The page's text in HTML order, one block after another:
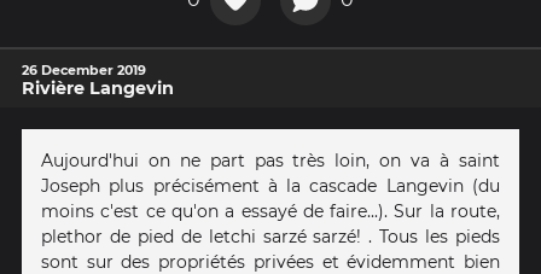
26 December 2019
Rivière Langevin
Aujourd'hui on ne part pas très loin, on va à saint
Joseph plus précisément à la cascade Langevin (du
moins c'est ce qu'on a essayé de faire...). Sur la route,
plethor de pied de letchi sarzé sarzé! . Tous les pieds
sont sur des propriétés privées et évidemment bien